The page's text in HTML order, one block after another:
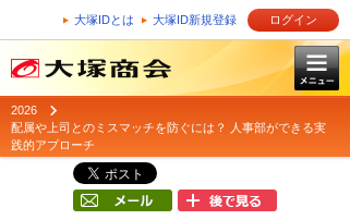
大塚IDとは 大塚ID新規登録 ログイン
2026
配属や上司とのミスマッチを防ぐには？ 人事部ができる実
践的アプローチ